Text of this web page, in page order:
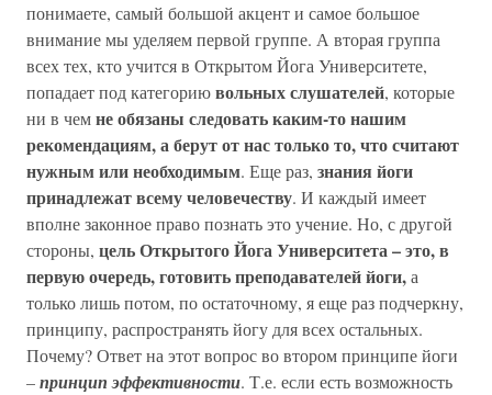
понимаете, самый большой акцент и самое большое
внимание мы уделяем первой группе. А вторая группа
всех тех, кто учится в Открытом Йога Университете,
попадает под категориювольных слушателей, которые
ни в чемне обязаны следовать каким-то нашим
рекомендациям, а берут от нас только то, что считают
нужным или необходимым. Еще раз, знания йоги
принадлежат всему человечеству. И каждый имеет
вполне законное право познать это учение. Но, с другой
стороны, цель Открытого Йога Университета – это, в
первую очередь, готовить преподавателей йоги,а
только лишь потом, по остаточному, я еще раз подчеркну,
принципу, распространять йогу для всех остальных.
Почему? Ответ на этот вопрос во втором принципе йоги
–принцип эффективности. Т.е. если есть возможность